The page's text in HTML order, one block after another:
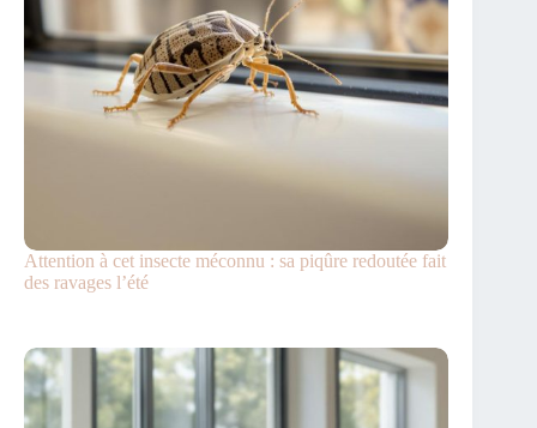
Attention à cet insecte méconnu : sa piqûre redoutée fait
des ravages l’été